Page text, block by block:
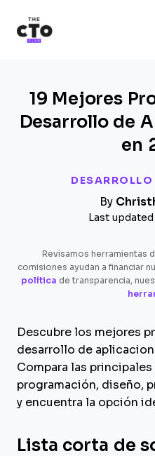
19 Mejores
Desarrollo de
en
By
Last
Revisamos herramientas
comisiones ayudan a financiar
política de transparencia,
Descubre los mejores
desarrollo de
Compara las
programación, diseño,
y encuentra la opción
Lista corta de